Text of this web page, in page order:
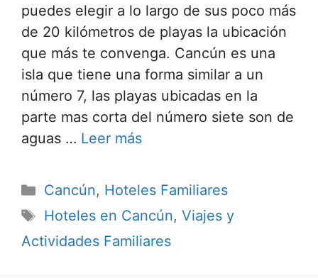
puedes elegir a lo largo de sus poco más
de 20 kilómetros de playas la ubicación
que más te convenga. Cancún es una
isla que tiene una forma similar a un
número 7, las playas ubicadas en la
parte mas corta del número siete son de
aguas … Leer más
Categorías
Cancún, Hoteles Familiares
Etiquetas
Hoteles en Cancún, Viajes y
Actividades Familiares